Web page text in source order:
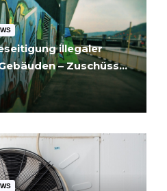
illegaler
– Zuschüsse